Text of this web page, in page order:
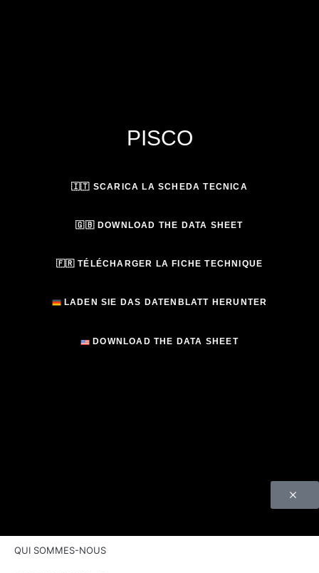
PISCO
🇮🇹 SCARICA LA SCHEDA TECNICA
🇬🇧 DOWNLOAD THE DATA SHEET
🇫🇷 TÉLÉCHARGER LA FICHE TECHNIQUE
LADEN SIE DAS DATENBLATT HERUNTER
DOWNLOAD THE DATA SHEET
QUI SOMMES-NOUS